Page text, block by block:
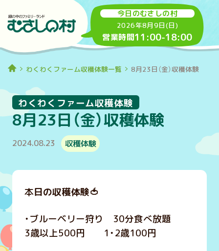
今日のむさしの村
2026年8月9日(日)
営業時間11:00-18:00
わくわくファーム収穫体験一覧 8月23日（金）収穫体験
8月23日（金）収穫体験
わくわくファーム収穫体験
2024.08.23 収穫体験
本日の収穫体験🍅
・ブルーベリー狩り 30分食べ放題
3歳以上500円 1・2歳100円